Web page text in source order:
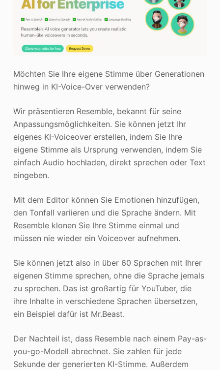
Möchten Sie Ihre eigene Stimme über Generationen
hinweg in KI-Voice-Over verwenden?
Wir präsentieren Resemble, bekannt für seine
Anpassungsmöglichkeiten. Sie können jetzt Ihr
eigenes KI-Voiceover erstellen, indem Sie Ihre
eigene Stimme als Ursprung verwenden, indem Sie
einfach Audio hochladen, direkt sprechen oder Text
eingeben.
Mit dem Editor können Sie Emotionen hinzufügen,
den Tonfall variieren und die Sprache ändern. Mit
Resemble klonen Sie Ihre Stimme einmal und
müssen nie wieder ein Voiceover aufnehmen.
Sie können jetzt also in über 60 Sprachen mit Ihrer
eigenen Stimme sprechen, ohne die Sprache jemals
zu sprechen. Das ist großartig für YouTuber, die
ihre Inhalte in verschiedene Sprachen übersetzen,
ein Beispiel dafür ist Mr.Beast.
Der Nachteil ist, dass Resemble nach einem Pay-as-
you-go-Modell abrechnet. Sie zahlen für jede
Sekunde der generierten KI-Stimme. Außerdem